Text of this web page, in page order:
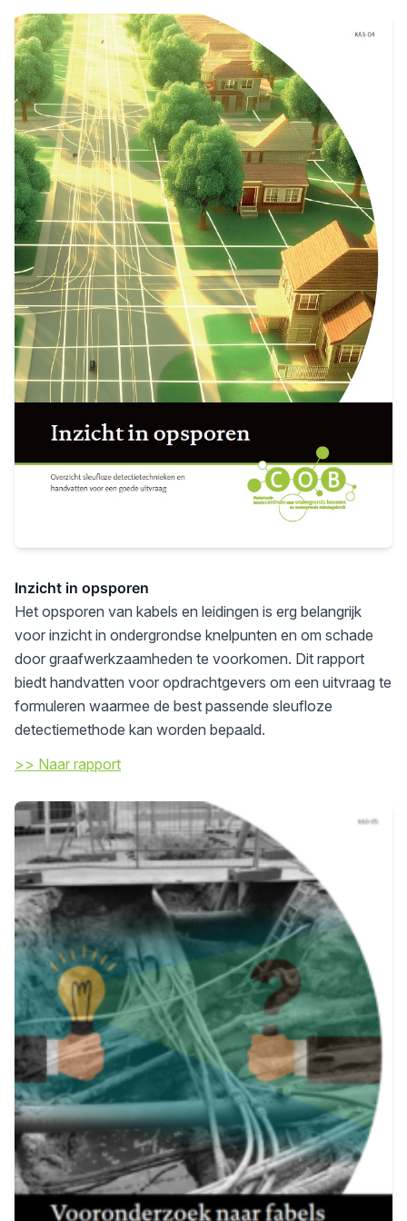
Inzicht in opsporen
Het opsporen van kabels en leidingen is erg belangrijk
voor inzicht in ondergrondse knelpunten en om schade
door graafwerkzaamheden te voorkomen. Dit rapport
biedt handvatten voor opdrachtgevers om een uitvraag te
formuleren waarmee de best passende sleufloze
detectiemethode kan worden bepaald.
>> Naar rapport